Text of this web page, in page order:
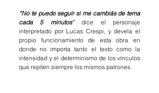
“No te puedo seguir si me cambiás de tema
cada 5 minutos”
dice el personaje
interpretado por Lucas Crespi, y devela el
propio funcionamiento de esta obra en
donde no importa tanto el texto como la
intensidad y el determinismo de los vínculos
que repiten siempre los mismos patrones.